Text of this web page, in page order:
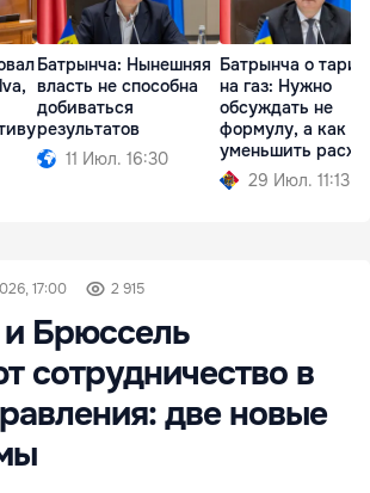
Батрынча: Нынешняя
власть не способна
добиваться
результатов
11 Июл. 16:30
Батрынча о
на газ: Нужно
обсуждать не
формулу, а как
уменьшить
29 Июл. 11:13
17:00 2 915
Брюссель
сотрудничество в
две новые